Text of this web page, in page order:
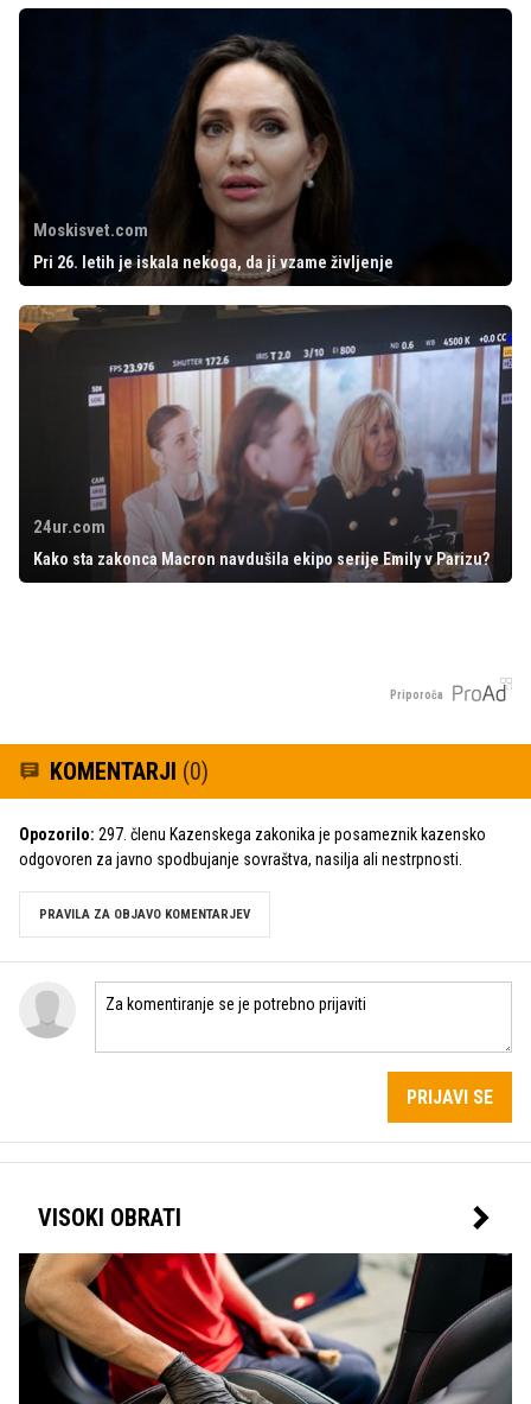
Moskisvet.com
Pri 26. letih je iskala nekoga, da ji vzame življenje
24ur.com
Kako sta zakonca Macron navdušila ekipo serije Emily v Parizu?
Priporoča
KOMENTARJI (0)
Opozorilo: 297. členu Kazenskega zakonika je posameznik kazensko
odgovoren za javno spodbujanje sovraštva, nasilja ali nestrpnosti.
PRAVILA ZA OBJAVO KOMENTARJEV
PRIJAVI SE
VISOKI OBRATI